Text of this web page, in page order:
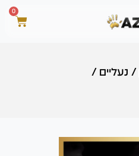
0
/ נעליים /